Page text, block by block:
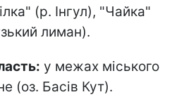
(р. Інгул), "Чайка"
лиман).
у межах міського
(оз. Басів Кут).